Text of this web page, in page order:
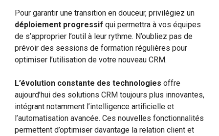
Pour garantir une transition en douceur, privilégiez un
déploiement progressif qui permettra à vos équipes
de s’approprier l’outil à leur rythme. N’oubliez pas de
prévoir des sessions de formation régulières pour
optimiser l’utilisation de votre nouveau CRM.
L’évolution constante des technologies offre
aujourd’hui des solutions CRM toujours plus innovantes,
intégrant notamment l’intelligence artificielle et
l’automatisation avancée. Ces nouvelles fonctionnalités
permettent d’optimiser davantage la relation client et